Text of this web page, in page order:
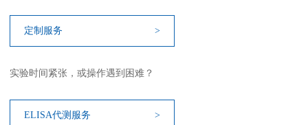
定制服务 >
实验时间紧张，或操作遇到困难？
ELISA代测服务 >